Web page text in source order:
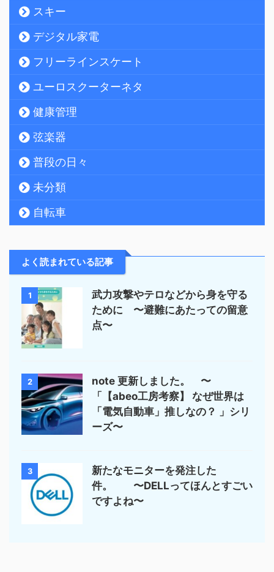
スキー
デジタル家電
フリーラインスケート
ユーロスクーターネタ
健康管理
弦楽器
普段の日々
未分類
自転車
よく読まれている記事
1
武力攻撃やテロなどから身を守る
ために 〜避難にあたっての留意
点〜
2
note 更新しました。 〜
「【abeo工房考察】 なぜ世界は
「電気自動車」推しなの？ 」シリ
ーズ〜
3
新たなモニターを発注した
件。 〜DELLってほんとすごい
ですよね〜